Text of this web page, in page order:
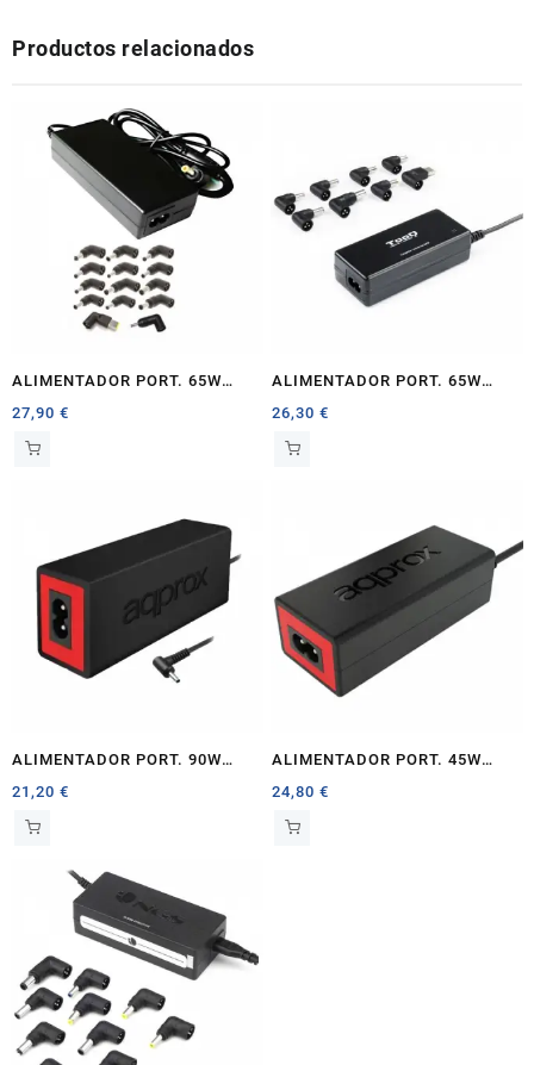
cantidad
Productos relacionados
ALIMENTADOR PORT. 65W
COOLBO X AUTOMATICO 14
PUNTAS
27,90 €
ALIMENTADOR PORT. 65W
TOOQ AUT O 1 X USB 8
CONECTORES
26,30€
ALIMENTADOR PORT. 90W
APPROX
21,20 €
ALIMENTADOR PORT. 45W
APPROX AUTOMATICO 8 TIPS
24,80€